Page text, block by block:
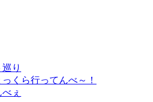
り
くら行ってんべ～！
ぇ